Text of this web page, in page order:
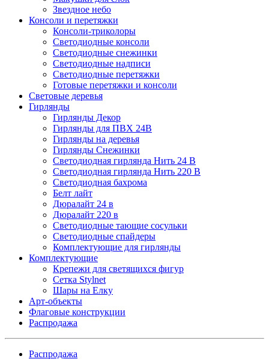
Звездное небо
Консоли и перетяжки
Консоли-триколоры
Светодиодные консоли
Светодиодные снежинки
Светодиодные надписи
Светодиодные перетяжки
Готовые перетяжки и консоли
Световые деревья
Гирлянды
Гирлянды Декор
Гирлянды для ПВХ 24В
Гирлянды на деревья
Гирлянды Снежинки
Светодиодная гирлянда Нить 24 В
Светодиодная гирлянда Нить 220 В
Светодиодная бахрома
Белт лайт
Дюралайт 24 в
Дюралайт 220 в
Светодиодные тающие сосульки
Светодиодные спайдеры
Комплектующие для гирлянды
Комплектующие
Крепежи для светящихся фигур
Сетка Stylnet
Шары на Елку
Арт-объекты
Флаговые конструкции
Распродажа
Распродажа